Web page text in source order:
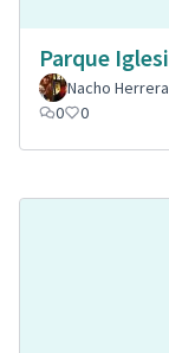
Parque
Nacho
0
0